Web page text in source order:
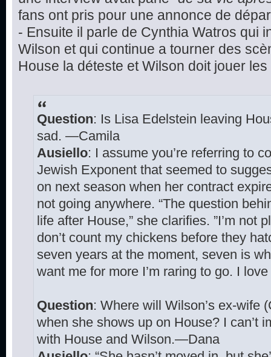
fans ont pris pour une annonce de
- Ensuite il parle de Cynthia Watros qui
Wilson et qui continue a tourner des
House la déteste et Wilson doit jouer
Question: Is Lisa Edelstein leaving
sad. —Camila
Ausiello: I assume you’re referring to
Jewish Exponent that seemed to
on next season when her contract
not going anywhere. “The question
life after House,” she clarifies. ”I’m not
don’t count my chickens before they
seven years at the moment, seven is
want me for more I’m raring to go. I
Question: Where will Wilson’s ex-wife
when she shows up on House? I can’t
with House and Wilson.—Dana